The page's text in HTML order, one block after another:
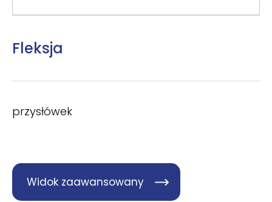
Fleksja
przysłówek
Widok zaawansowany